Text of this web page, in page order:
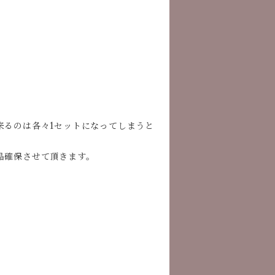
は各々1セットになってしまうと
保させて頂きます。